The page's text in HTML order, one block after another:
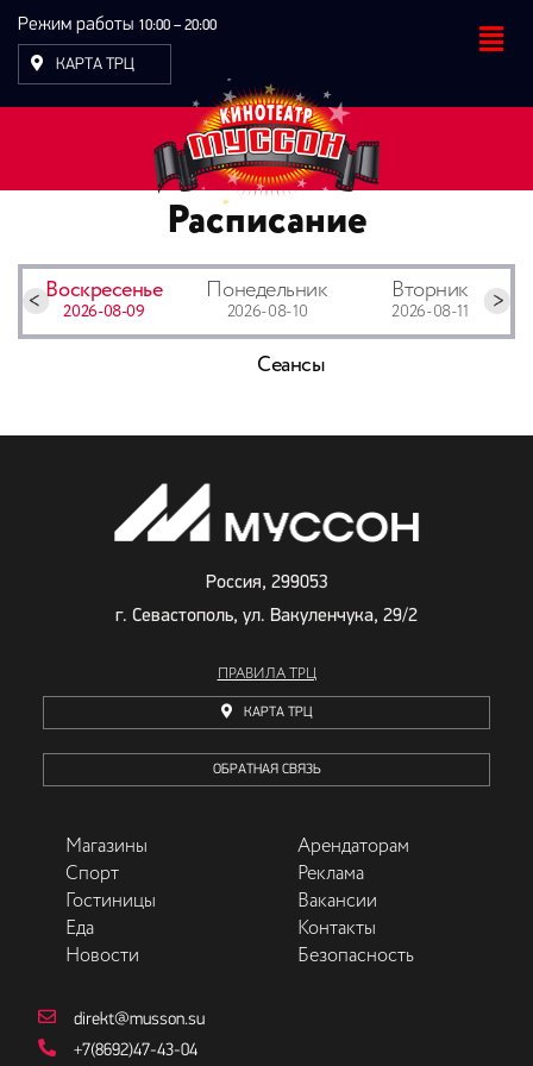
Режим работы 10:00 – 20:00
КАРТА ТРЦ
Расписание
Воскресенье
2026-08-09
Понедельник
2026-08-10
Вторник
2026-08-11
Сеансы
Россия, 299053
г. Севастополь, ул. Вакуленчука, 29/2
ПРАВИЛА ТРЦ
КАРТА ТРЦ
ОБРАТНАЯ СВЯЗЬ
Магазины
Спорт
Гостиницы
Еда
Новости
Арендаторам
Реклама
Вакансии
Контакты
Безопасность
direkt@musson.su
+7(8692)47-43-04